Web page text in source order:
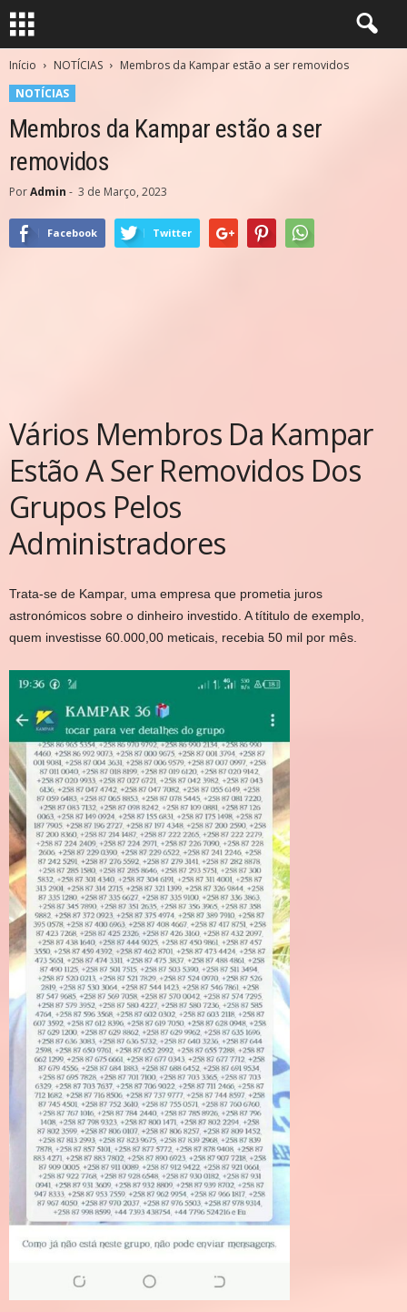
Início NOTÍCIAS
Membros da Kampar estão a ser removidos
NOTÍCIAS
Membros da Kampar estão a ser
removidos
PorAdmin - 3 de Março, 2023
Facebook Twitter
Vários Membros Da Kampar
Estão A Ser Removidos Dos
Grupos Pelos
Administradores
Trata-se de Kampar, uma empresa que prometia juros
astronómicos sobre o dinheiro investido. A títitulo de exemplo,
quem investisse 60.000,00 meticais, recebia 50 mil por mês.